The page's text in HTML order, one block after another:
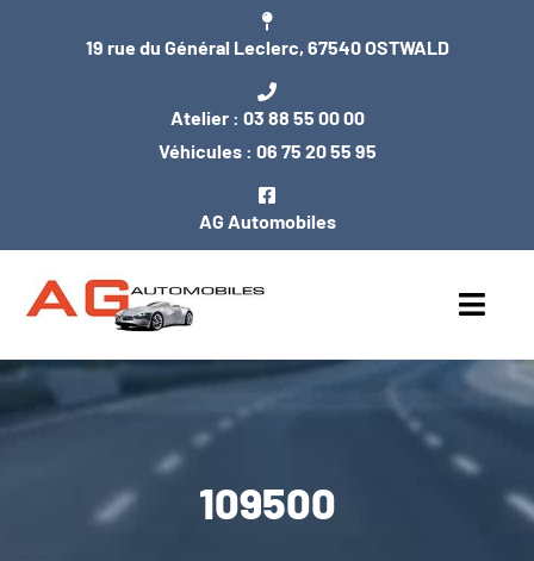
19 rue du Général Leclerc, 67540 OSTWALD
Atelier : 03 88 55 00 00
Véhicules : 06 75 20 55 95
AG Automobiles
ACCUEIL
ENTRETIEN / MÉCANIQUE109500